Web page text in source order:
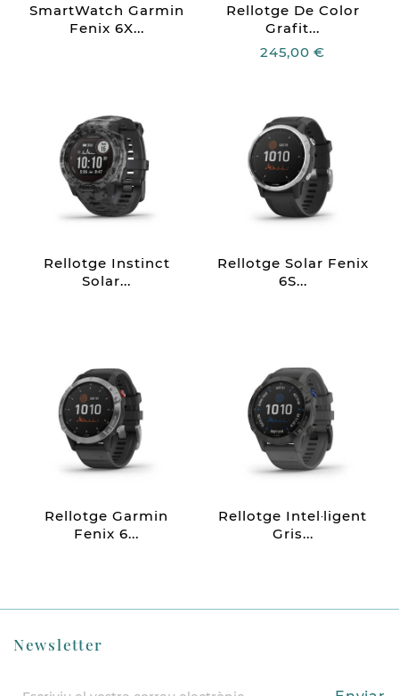
SmartWatch Garmin
Fenix 6X...
Rellotge De Color
Grafit...
245,00 €
Rellotge Instinct
Solar...
Rellotge Solar Fenix
6S...
Rellotge Garmin
Fenix 6...
Rellotge Intel·ligent
Gris...
Newsletter